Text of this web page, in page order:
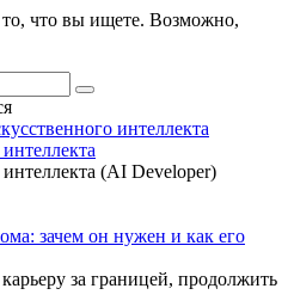
что вы ищете. Возможно,
(AI Developer)
зачем он нужен и как его
за границей, продолжить